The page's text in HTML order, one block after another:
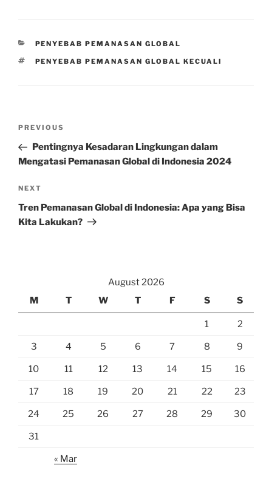
CATEGORIES
PENYEBAB PEMANASAN GLOBAL
TAGS
PENYEBAB PEMANASAN GLOBAL KECUALI
Previous
Post
PREVIOUS
Pentingnya Kesadaran Lingkungan dalam
Mengatasi Pemanasan Global di Indonesia 2024
Next
Post
NEXT
Tren Pemanasan Global di Indonesia: Apa yang Bisa
Kita Lakukan?
August 2026
M
T W T F S S
1 2
3 4 5 6 7 8 9
10 11 12 13 14 15 16
17 18 19 20 21 22 23
24 25 26 27 28 29 30
31
« Mar